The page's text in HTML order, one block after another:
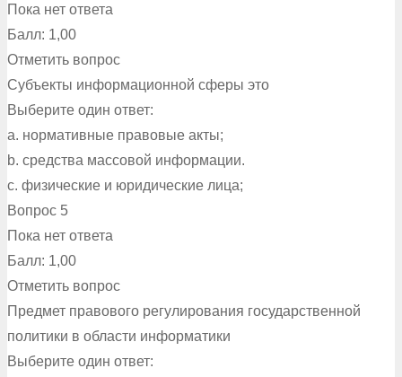
Пока нет ответа
Балл: 1,00
Отметить вопрос
Субъекты информационной сферы это
Выберите один ответ:
a. нормативные правовые акты;
b. средства массовой информации.
c. физические и юридические лица;
Вопрос 5
Пока нет ответа
Балл: 1,00
Отметить вопрос
Предмет правового регулирования государственной
политики в области информатики
Выберите один ответ: